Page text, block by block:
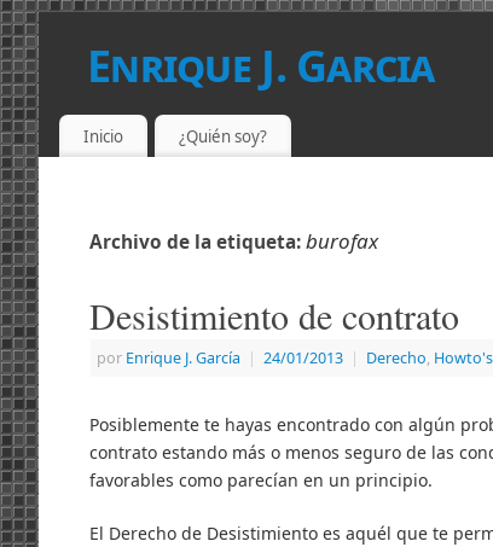
Enrique J. Garcia
Inicio ¿Quién soy?
Archivo de la etiqueta:burofax
Desistimiento de contrato
por Enrique J. Garcí­a | 24/01/2013 | Derecho, Howto's
Posiblemente te hayas encontrado con algún
contrato estando más o menos seguro de las
favorables como parecían en un principio.
El Derecho de Desistimiento es aquél que te